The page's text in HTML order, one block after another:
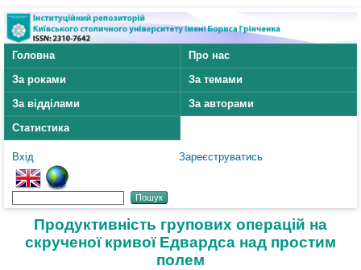
Головна
Про нас
За роками
За темами
За відділами
За авторами
Статистика
Вхід Зареєструватись
Продуктивність групових операцій на
скрученої кривої Едвардса над простим
полем